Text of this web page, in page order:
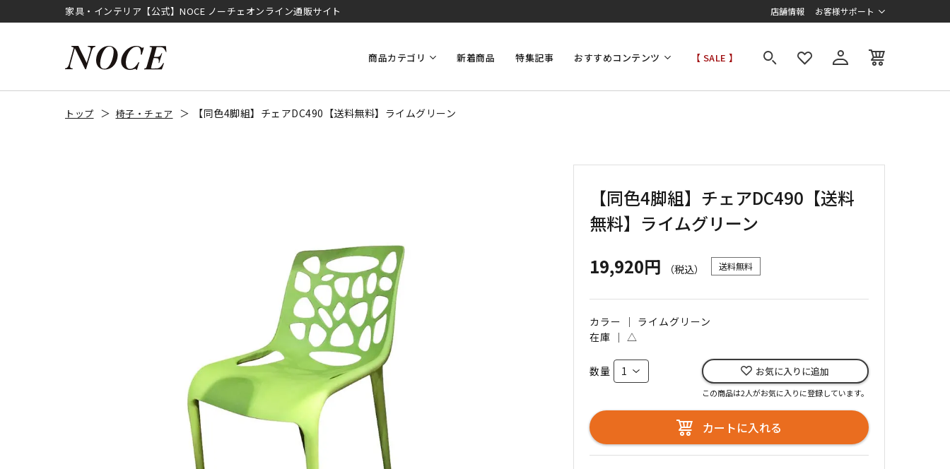
家具・インテリア【公式】NOCE ノーチェオンライン通販サイト 店舗情報 お客様サポート
商品カテゴリ 新着商品 特集記事 おすすめコンテンツ 【 SALE 】
トップ 椅子・チェア 【同色4脚組】チェアDC490【送料無料】ライムグリーン
【同色4脚組】チェアDC490【送料
無料】ライムグリーン
19,920円
（税込） 送料無料
カラー ｜ ライムグリーン
在庫 ｜△
数量 お気に入りに追加
この商品は2人がお気に入りに登録しています。
カートに入れる